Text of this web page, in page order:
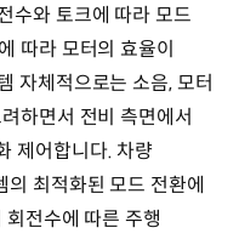
수와 토크에 따라 모드
따라 모터의 효율이
자체적으로는 소음, 모터
하면서 전비 측면에서
제어합니다. 차량
최적화된 모드 전환에
전수에 따른 주행